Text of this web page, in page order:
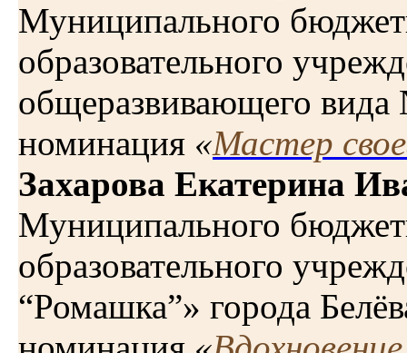
Муниципального
образовательного
общеразвивающего
номинация «Мастер
Захарова Екатерина
Муниципального
образовательного
“Ромашка”» города